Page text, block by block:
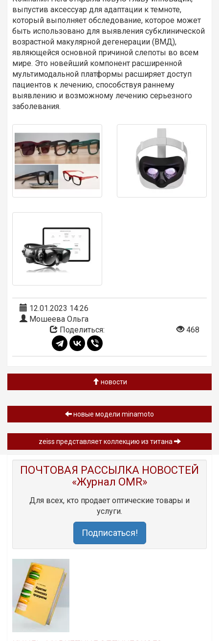
выпустив аксессуар для адаптации к темноте,
который выполняет обследование, которое может
быть использовано для выявления субклинической
возрастной макулярной дегенерации (ВМД),
являющейся основной причиной слепоты во всем
мире. Это новейший компонент расширенной
мультимодальной платформы расширяет доступ
пациентов к лечению, способствуя раннему
выявлению и возможному лечению серьезного
заболевания.
12.01.2023 14:26
Мошеева Ольга
Поделиться:
468
новости
новые модели minamoto
zeiss представляет коллекцию из титана
ПОЧТОВАЯ РАССЫЛКА НОВОСТЕЙ
«Журнал OMR»
Для всех, кто продает оптические товары и
услуги.
Подписаться!